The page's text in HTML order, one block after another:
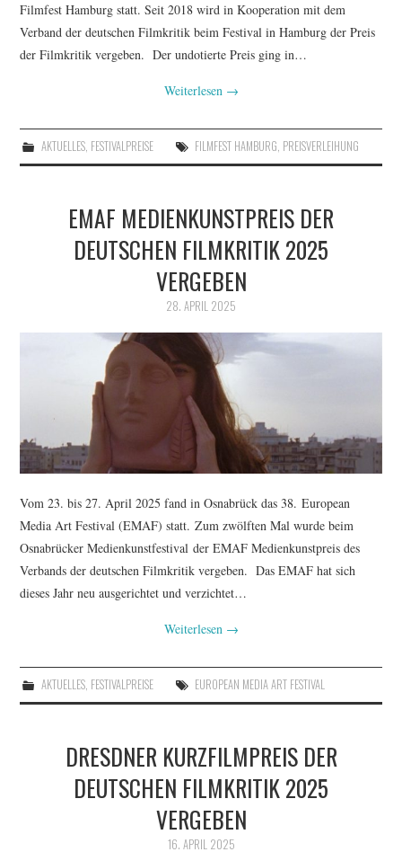
Filmfest Hamburg statt. Seit 2018 wird in Kooperation mit dem
Verband der deutschen Filmkritik beim Festival in Hamburg der Preis
der Filmkritik vergeben. Der undotierte Preis ging in…
Weiterlesen →
AKTUELLES, FESTIVALPREISE FILMFEST HAMBURG, PREISVERLEIHUNG
EMAF MEDIENKUNSTPREIS DER
DEUTSCHEN FILMKRITIK 2025
VERGEBEN
28. APRIL 2025
Vom 23. bis 27. April 2025 fand in Osnabrück das 38. European
Media Art Festival (EMAF) statt. Zum zwölften Mal wurde beim
Osnabrücker Medienkunstfestival der EMAF Medienkunstpreis des
Verbands der deutschen Filmkritik vergeben. Das EMAF hat sich
dieses Jahr neu ausgerichtet und verzichtet…
Weiterlesen →
AKTUELLES, FESTIVALPREISE EUROPEAN MEDIA ART FESTIVAL
DRESDNER KURZFILMPREIS DER
DEUTSCHEN FILMKRITIK 2025
VERGEBEN
16. APRIL 2025